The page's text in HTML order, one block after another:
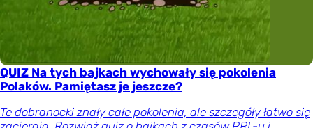
QUIZ Na tych bajkach wychowały się pokolenia
Polaków. Pamiętasz je jeszcze?
Te dobranocki znały całe pokolenia, ale szczegóły łatwo się